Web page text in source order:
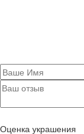
Оценка украшения